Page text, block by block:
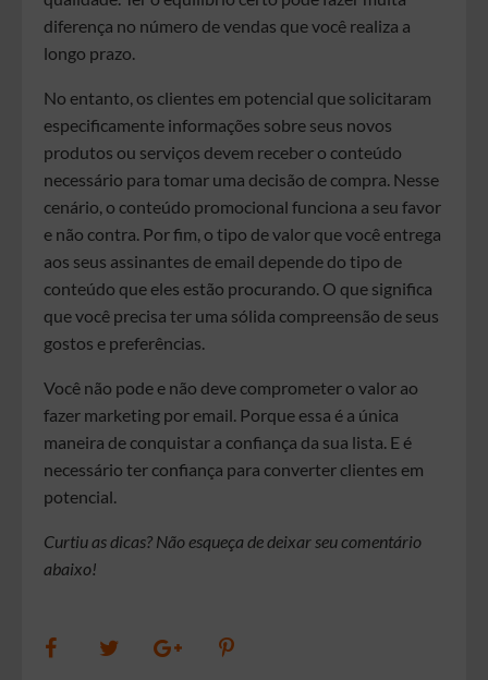
diferença no número de vendas que você realiza a
longo prazo.
No entanto, os clientes em potencial que solicitaram
especificamente informações sobre seus novos
produtos ou serviços devem receber o conteúdo
necessário para tomar uma decisão de compra. Nesse
cenário, o conteúdo promocional funciona a seu favor
e não contra. Por fim, o tipo de valor que você entrega
aos seus assinantes de email depende do tipo de
conteúdo que eles estão procurando. O que significa
que você precisa ter uma sólida compreensão de seus
gostos e preferências.
Você não pode e não deve comprometer o valor ao
fazer marketing por email. Porque essa é a única
maneira de conquistar a confiança da sua lista. E é
necessário ter confiança para converter clientes em
potencial.
Curtiu as dicas? Não esqueça de deixar seu comentário
abaixo!